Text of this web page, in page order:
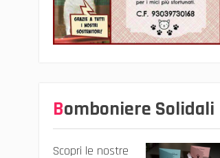
Bomboniere Solidali
Scopri le nostre